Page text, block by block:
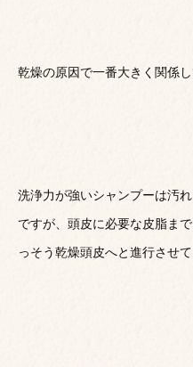
乾燥の原因で一番大きく関係
洗浄力が強いシャンプーは汚
ですが、頭皮に必要な皮脂ま
っそう乾燥頭皮へと進行させて